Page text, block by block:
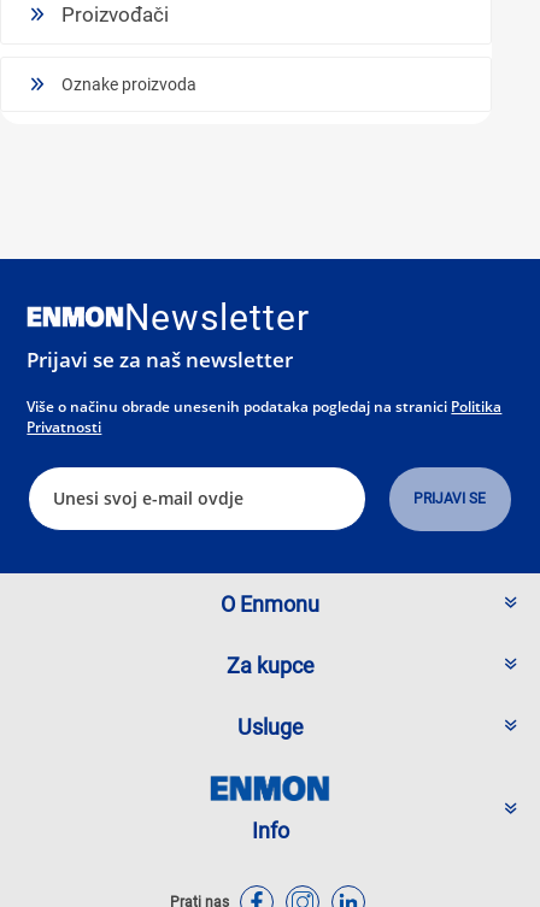
Proizvođači
Oznake proizvoda
Newsletter
Prijavi se za naš newsletter
Više o načinu obrade unesenih podataka pogledaj na stranici Politika
Privatnosti
O Enmonu
Za kupce
Usluge
Info
Prati nas